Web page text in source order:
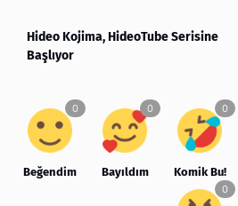
Hideo Kojima, HideoTube Serisine
Başlıyor
Beğendim Bayıldım Komik Bu!